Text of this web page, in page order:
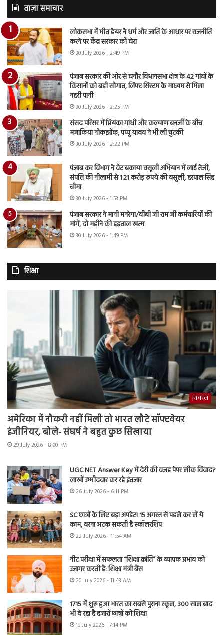
ताज़ा समाचार
लोकसभा में मीत हेयर ने धर्म और जाति के आधार पर राजनीति
करने पर केंद्र सरकार को घेरा
30 July 2026 - 2:49 PM
पंजाब सरकार की ओर से घनौर विधानसभा क्षेत्र के 42 गांवों के
किसानों को बड़ी सौगात, लिफ्ट सिस्टम के माध्यम से मिला
नहरी पानी
30 July 2026 - 2:25 PM
संसद परिसर में प्रियंका गांधी और कल्याण बनर्जी के बीच
मजाकिया नोकझोंक, पप्पू यादव ने भी ली चुटकी
30 July 2026 - 2:22 PM
पंजाब कर विभाग ने वैट बकाया वसूली अभियान में लाई तेजी,
संपत्ति की नीलामी से 1.21 करोड़ रुपये की वसूली, हरपाल सिंह
चीमा
30 July 2026 - 1:53 PM
पंजाब सरकार ने मानी मनरेगा/वीबी जी राम जी कर्मचारियों की
मांगें, दो महीने की हड़ताल खत्म
30 July 2026 - 1:49 PM
शिक्षा
वायरल
अमेरिका में नौकरी नहीं मिली तो भारत लौटे सॉफ्टवेयर
इंजीनियर, बोले- संघर्ष ने बहुत कुछ सिखाया
29 July 2026 - 8:00 PM
UGC NET Answer Key में देरी की वजह पेपर लीक विवाद?
लाखों उम्मीदवार कर रहे इंतजार
26 July 2026 - 6:11 PM
SC छात्रों के लिए बड़ा अपडेट! 15 अगस्त से पहले कर लें ये
काम, वरना अटक सकती है स्कॉलरशिप
22 July 2026 - 11:54 AM
नीट परीक्षा में सफलता “शिक्षा क्रांति” के व्यापक प्रभाव को
उजागर करती है: शिक्षा मंत्री बैंस
20 July 2026 - 11:43 AM
1715 में शुरू हुआ भारत का सबसे पुराना स्कूल, 300 साल बाद
भी दे रहा है हजारों छात्रों को शिक्षा
19 July 2026 - 7:14 PM